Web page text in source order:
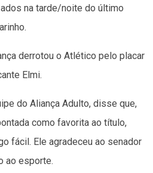
na tarde/noite do último
derrotou o Atlético pelo placar
Elmi.
do Aliança Adulto, disse que,
como favorita ao título,
fácil. Ele agradeceu ao senador
ao esporte.